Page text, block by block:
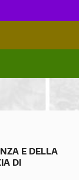
E DELLA
DI